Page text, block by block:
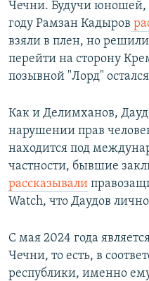
Чечни. Будучи юношей,
году Рамзан Кадыров
взяли в плен, но
перейти на сторону
позывной "Лорд"
Как и Делимханов,
нарушении прав
находится под
частности, бывшие
рассказывали
Watch, что Даудов
С мая 2024 года
Чечни, то есть, в
республики, именно